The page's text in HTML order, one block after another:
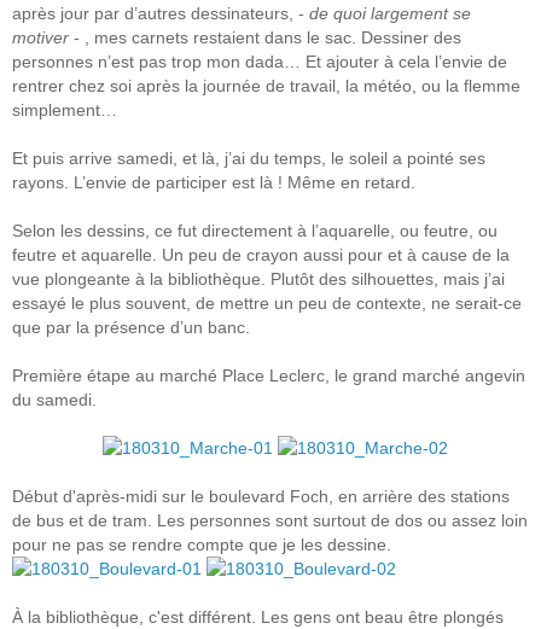
après jour par d’autres dessinateurs, - de quoi largement se
motiver - , mes carnets restaient dans le sac. Dessiner des
personnes n’est pas trop mon dada… Et ajouter à cela l’envie de
rentrer chez soi après la journée de travail, la météo, ou la flemme
simplement…
Et puis arrive samedi, et là, j’ai du temps, le soleil a pointé ses
rayons. L’envie de participer est là ! Même en retard.
Selon les dessins, ce fut directement à l’aquarelle, ou feutre, ou
feutre et aquarelle. Un peu de crayon aussi pour et à cause de la
vue plongeante à la bibliothèque. Plutôt des silhouettes, mais j’ai
essayé le plus souvent, de mettre un peu de contexte, ne serait-ce
que par la présence d’un banc.
Première étape au marché Place Leclerc, le grand marché angevin
du samedi.
Début d'après-midi sur le boulevard Foch, en arrière des stations
de bus et de tram. Les personnes sont surtout de dos ou assez loin
pour ne pas se rendre compte que je les dessine.
À la bibliothèque, c'est différent. Les gens ont beau être plongés